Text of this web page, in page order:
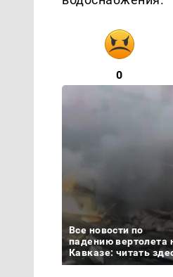
0
Все новости по
падению вертолета
Кавказе: читать